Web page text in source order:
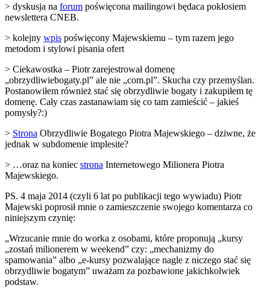
> dyskusja na forum poświęcona mailingowi będaca pokłosiem
newslettera CNEB.
> kolejny wpis poświęcony Majewskiemu – tym razem jego
metodom i stylowi pisania ofert
> Ciekawostka – Piotr zarejestrował domenę
„obrzydliwiebogaty.pl” ale nie „com.pl”. Skucha czy przemyślan.
Postanowiłem również stać się obrzydliwie bogaty i zakupiłem tę
domenę. Cały czas zastanawiam się co tam zamieścić – jakieś
pomysły?:)
> Strona Obrzydliwie Bogatego Piotra Majewskiego – dziwne, że
jednak w subdomenie implesite?
> …oraz na koniec strona Internetowego Milionera Piotra
Majewskiego.
PS. 4 maja 2014 (czyli 6 lat po publikacji tego wywiadu) Piotr
Majewski poprosił mnie o zamieszczenie swojego komentarza co
niniejszym czynię:
„Wrzucanie mnie do worka z osobami, które proponują „kursy
„zostań milionerem w weekend” czy: „mechanizmy do
spamowania” albo „e-kursy pozwalające nagle z niczego stać się
obrzydliwie bogatym” uważam za pozbawione jakichkolwiek
podstaw.